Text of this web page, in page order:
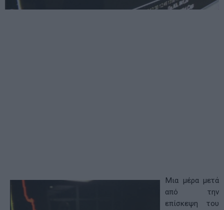
Μια μέρα μετά
από την
επίσκεψη του